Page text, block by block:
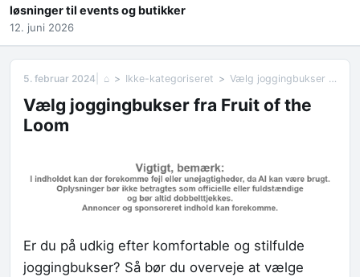
løsninger til events og butikker
12. juni 2026
5. februar 2024 ⌂ Ikke-kategoriseret Vælg joggingbukser fra Fruit of the Loom
Vælg joggingbukser fra Fruit of the
Loom
Er du på udkig efter komfortable og stilfulde
joggingbukser? Så bør du overveje at vælge